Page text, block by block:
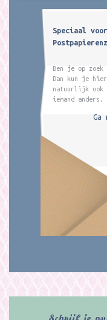
Speciaal
Ben je op
Dan kun je
natuurlijk ook
iemand anders.
Ga